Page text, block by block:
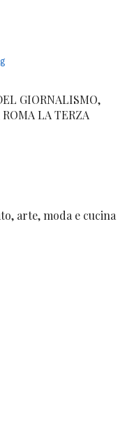
GIORNALISMO,
LA TERZA
arte, moda e cucina